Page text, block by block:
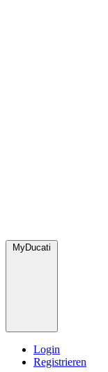
MyDucati
Login
Registrieren